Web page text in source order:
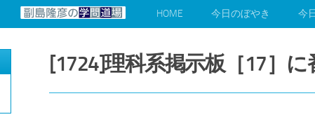
HOME 今日のぼやき 今
[1724]理科系掲示板［17］